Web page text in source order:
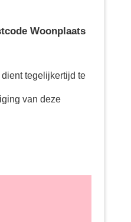
Woonplaats
tegelijkertijd te
van deze